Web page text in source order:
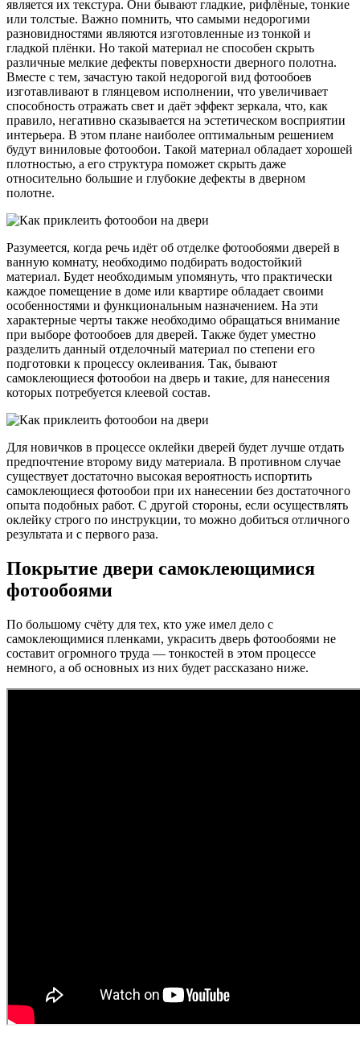
является их текстура. Они бывают гладкие, рифлёные, тонкие
или толстые. Важно помнить, что самыми недорогими
разновидностями являются изготовленные из тонкой и
гладкой плёнки. Но такой материал не способен скрыть
различные мелкие дефекты поверхности дверного полотна.
Вместе с тем, зачастую такой недорогой вид фотообоев
изготавливают в глянцевом исполнении, что увеличивает
способность отражать свет и даёт эффект зеркала, что, как
правило, негативно сказывается на эстетическом восприятии
интерьера. В этом плане наиболее оптимальным решением
будут виниловые фотообои. Такой материал обладает хорошей
плотностью, а его структура поможет скрыть даже
относительно большие и глубокие дефекты в дверном
полотне.
Разумеется, когда речь идёт об отделке фотообоями дверей в
ванную комнату, необходимо подбирать водостойкий
материал. Будет необходимым упомянуть, что практически
каждое помещение в доме или квартире обладает своими
особенностями и функциональным назначением. На эти
характерные черты также необходимо обращаться внимание
при выборе фотообоев для дверей. Также будет уместно
разделить данный отделочный материал по степени его
подготовки к процессу оклеивания. Так, бывают
самоклеющиеся фотообои на дверь и такие, для нанесения
которых потребуется клеевой состав.
Для новичков в процессе оклейки дверей будет лучше отдать
предпочтение второму виду материала. В противном случае
существует достаточно высокая вероятность испортить
самоклеющиеся фотообои при их нанесении без достаточного
опыта подобных работ. С другой стороны, если осуществлять
оклейку строго по инструкции, то можно добиться отличного
результата и с первого раза.
Покрытие двери самоклеющимися
фотообоями
По большому счёту для тех, кто уже имел дело с
самоклеющимися пленками, украсить дверь фотообоями не
составит огромного труда — тонкостей в этом процессе
немного, а об основных из них будет рассказано ниже.